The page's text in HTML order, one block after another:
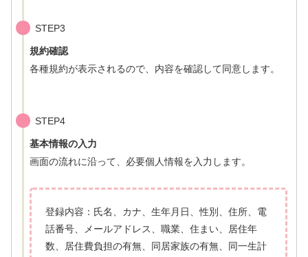
STEP3
規約確認
各種規約が表示されるので、内容を確認して同意します。
STEP4
基本情報の入力
画面の流れに沿って、必要個人情報を入力します。
登録内容：氏名、カナ、生年月日、性別、住所、電
話番号、メールアドレス、職業、住まい、居住年
数、居住費負担の有無、同居家族の有無、同一生計